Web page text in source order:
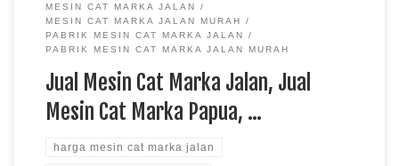
MESIN CAT MARKA JALAN
MESIN CAT MARKA JALAN MURAH
PABRIK MESIN CAT MARKA JALAN
PABRIK MESIN CAT MARKA JALAN MURAH
Jual Mesin Cat Marka Jalan, Jual
Mesin Cat Marka Papua, …
harga mesin cat marka jalan